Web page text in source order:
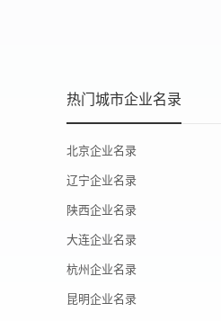
热门城市企业名录
北京企业名录
辽宁企业名录
陕西企业名录
大连企业名录
杭州企业名录
昆明企业名录